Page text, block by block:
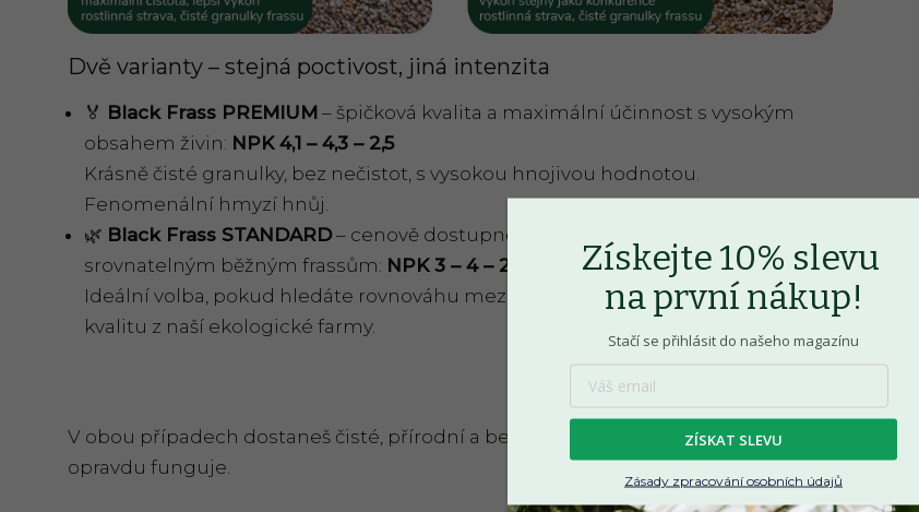
Dvě varianty – stejná poctivost, jiná intenzita
🏅 Black Frass PREMIUM – špičková kvalita a maximální účinnost s vysokým
obsahem živin: NPK 4,1 – 4,3 – 2,5
Krásně čisté granulky, bez nečistot, s vysokou hnojivou hodnotou.
Fenomenální hmyzí hnůj.
🌿 Black Frass STANDARD– cenově dostupnější varianta, s výkonem
srovnatelným běžným frassům: NPK 3 – 4 – 2,5
Ideální volba, pokud hledáte rovnováhu mezi výkonem a cenou a chcete
kvalitu z naší ekologické farmy.
V obou případech dostaneš čisté, přírodní a bezpečné hnojivo, které v půdě
opravdu funguje.
Získejte 10% slevu
na první nákup!
Stačí se přihlásit do našeho magazínu
ZÍSKAT SLEVU
Zásady zpracování osobních údajů